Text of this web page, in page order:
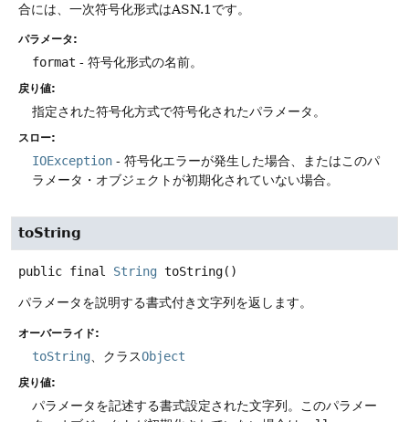
合には、一次符号化形式はASN.1です。
パラメータ:
format - 符号化形式の名前。
戻り値:
指定された符号化方式で符号化されたパラメータ。
スロー:
IOException - 符号化エラーが発生した場合、またはこのパ
ラメータ・オブジェクトが初期化されていない場合。
toString
public final String toString()
パラメータを説明する書式付き文字列を返します。
オーバーライド:
toString 、クラスObject
戻り値:
パラメータを記述する書式設定された文字列。このパラメー